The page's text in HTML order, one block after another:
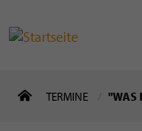
zum
TERMINE "WAS